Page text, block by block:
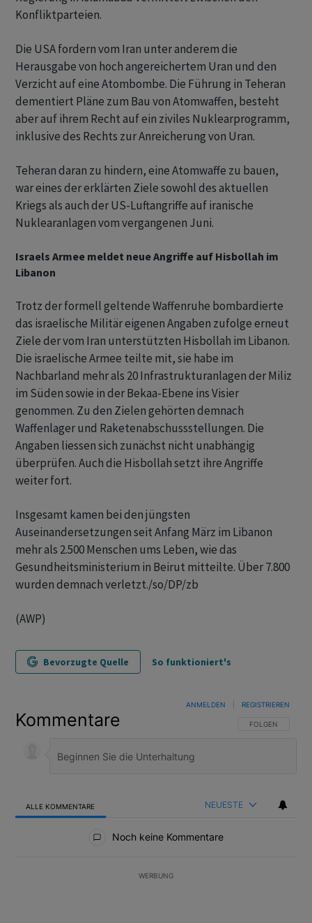
Konfliktparteien.
Die USA fordern vom Iran unter anderem die
Herausgabe von hoch angereichertem Uran und den
Verzicht auf eine Atombombe. Die Führung in Teheran
dementiert Pläne zum Bau von Atomwaffen, besteht
aber auf ihrem Recht auf ein ziviles Nuklearprogramm,
inklusive des Rechts zur Anreicherung von Uran.
Teheran daran zu hindern, eine Atomwaffe zu bauen,
war eines der erklärten Ziele sowohl des aktuellen
Kriegs als auch der US-Luftangriffe auf iranische
Nuklearanlagen vom vergangenen Juni.
Israels Armee meldet neue Angriffe auf Hisbollah im
Libanon
Trotz der formell geltende Waffenruhe bombardierte
das israelische Militär eigenen Angaben zufolge erneut
Ziele der vom Iran unterstützten Hisbollah im Libanon.
Die israelische Armee teilte mit, sie habe im
Nachbarland mehr als 20 Infrastrukturanlagen der Miliz
im Süden sowie in der Bekaa-Ebene ins Visier
genommen. Zu den Zielen gehörten demnach
Waffenlager und Raketenabschussstellungen. Die
Angaben liessen sich zunächst nicht unabhängig
überprüfen. Auch die Hisbollah setzt ihre Angriffe
weiter fort.
Insgesamt kamen bei den jüngsten
Auseinandersetzungen seit Anfang März im Libanon
mehr als 2.500 Menschen ums Leben, wie das
Gesundheitsministerium in Beirut mitteilte. Über 7.800
wurden demnach verletzt./so/DP/zb
(AWP)
Bevorzugte Quelle So funktioniert's
Kommentare FOLGE DIESER
FOLGEN
ANMELDEN REGISTRIEREN
ALLE KOMMENTARE NEUESTE
Noch keine Kommentare
WERBUNG